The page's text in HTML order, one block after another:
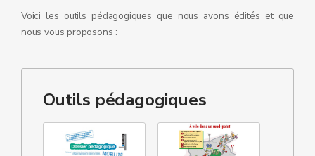
Voici les outils pédagogiques que nous avons édités et que
nous vous proposons :
Outils pédagogiques